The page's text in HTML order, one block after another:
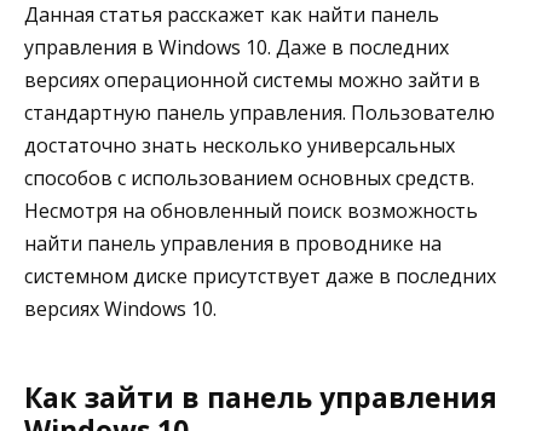
Данная статья расскажет как найти панель
управления в Windows 10. Даже в последних
версиях операционной системы можно зайти в
стандартную панель управления. Пользователю
достаточно знать несколько универсальных
способов с использованием основных средств.
Несмотря на обновленный поиск возможность
найти панель управления в проводнике на
системном диске присутствует даже в последних
версиях Windows 10.
Как зайти в панель управления